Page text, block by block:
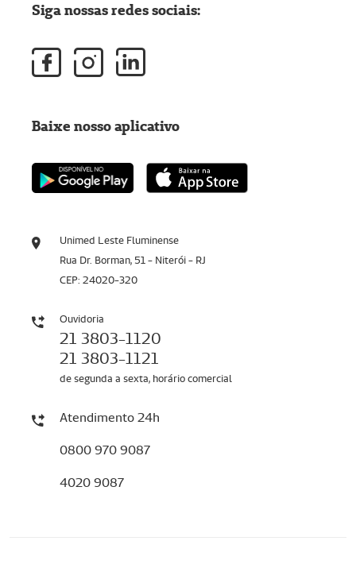
Unimed Leste Fluminense
Rua Dr. Borman, 51 - Niterói - RJ
CEP: 24020-320
Ouvidoria
21 3803-1120
21 3803-1121
de segunda a sexta, horário comercial
Atendimento 24h
0800 970 9087
4020 9087
Siga nossas redes sociais:
Baixe nosso aplicativo